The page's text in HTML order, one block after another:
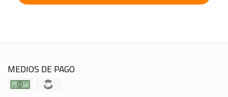
MEDIOS DE PAGO